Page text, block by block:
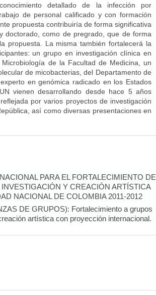
detallado de la infección por
de personal calificado y con formación
propuesta contribuiría de forma significativa
doctorado, como de pregrado, que de forma
propuesta. La misma también fortalecerá la
un grupo en investigación clínica en
de la Facultad de Medicina, un
de micobacterias, del Departamento de
en genómica radicado en los Estados
vienen desarrollando desde hace 5 años
por varios proyectos de investigación
así como diversas presentaciones en
PARA EL FORTALECIMIENTO DE
Y CREACIÓN ARTÍSTICA
NACIONAL DE COLOMBIA 2011-2012
DE GRUPOS): Fortalecimiento a grupos
artística con proyección internacional.